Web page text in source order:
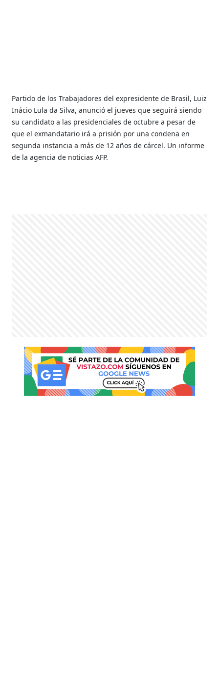
Partido de los Trabajadores del expresidente de Brasil, Luiz
Inácio Lula da Silva, anunció el jueves que seguirá siendo
su candidato a las presidenciales de octubre a pesar de
que el exmandatario irá a prisión por una condena en
segunda instancia a más de 12 años de cárcel. Un informe
de la agencia de noticias AFP.